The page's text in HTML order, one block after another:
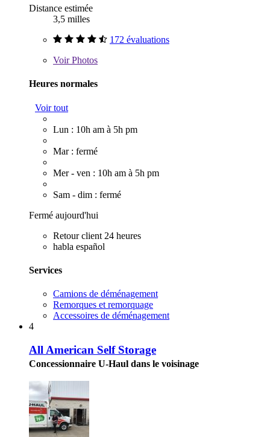
Distance estimée
3,5 milles
172 évaluations
VoirPhotos
Heures normales
Voir tout
Lun : 10h am à 5h pm
Mar : fermé
Mer - ven : 10h am à 5h pm
Sam - dim : fermé
Fermé aujourd'hui
Retour client 24 heures
habla español
Services
Camions de déménagement
Remorques et remorquage
Accessoires de déménagement
4
All American Self Storage
Concessionnaire U-Haul dans le voisinage